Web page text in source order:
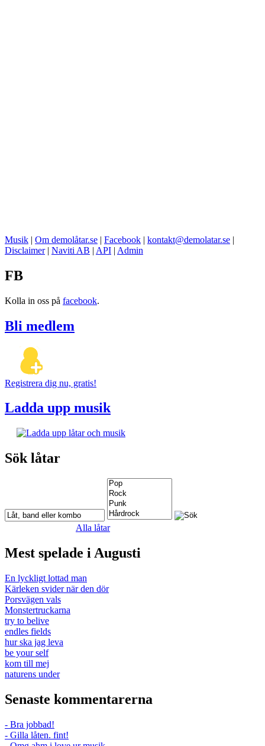
Musik | Om demolåtar.se | Facebook | kontakt@demolatar.se |
Disclaimer| Naviti AB | API | Admin
FB
Kolla in oss på facebook.
Bli medlem
Registrera dig nu, gratis!
Ladda upp musik
Sök låtar
Alla låtar
Mest spelade i Augusti
En lyckligt lottad man
Kärleken svider när den dör
Porsvägen vals
Monstertruckarna
try to belive
endles fields
hur ska jag leva
be your self
kom till mej
naturens under
Senaste kommentarerna
- Bra jobbad!
- Gilla låten. fint!